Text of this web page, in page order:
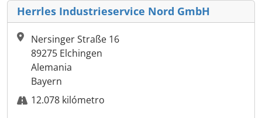
Herrles Industrieservice Nord GmbH
Nersinger Straße 16
89275 Elchingen
Alemania
Bayern
12.078 kilómetro